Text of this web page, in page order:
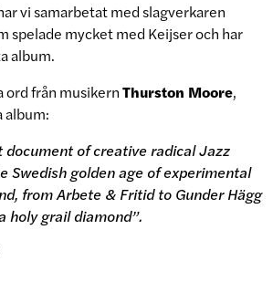
vi samarbetat med slagverkaren
spelade mycket med Keijser och har
album.
ord från musikernThurston Moore,
album:
document of creative radical Jazz
Swedish golden age of experimental
from Arbete & Fritid to Gunder Hägg
holy grail diamond”.